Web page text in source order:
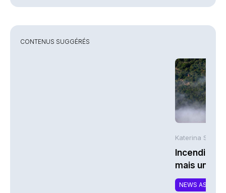
CONTENUS SUGGÉRÉS
Katerina
Incendies :
mais une
NEWS